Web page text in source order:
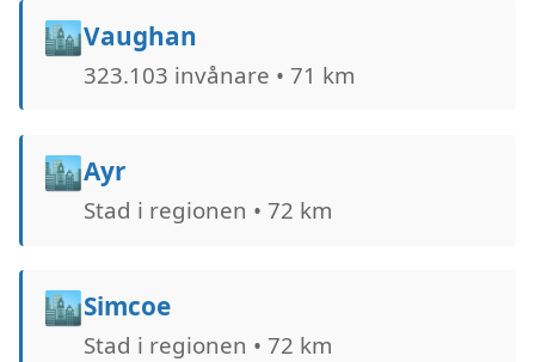
🏙️Vaughan
323.103 invånare • 71 km
🏙️Ayr
Stad i regionen • 72 km
🏙️Simcoe
Stad i regionen • 72 km